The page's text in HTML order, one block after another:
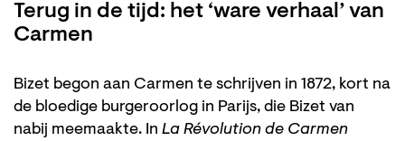
Terug in de tijd: het ‘ware verhaal’ van
Carmen
Bizet begon aan Carmen te schrijven in 1872, kort na
de bloedige burgeroorlog in Parijs, die Bizet van
nabij meemaakte. In La Révolution de Carmen